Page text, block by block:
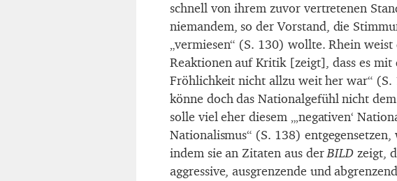
schnell von ihrem zuvor vertretenen
niemandem, so der Vorstand, die
„vermiesen“ (S. 130) wollte. Rhein weist
Reaktionen auf Kritik [zeigt], dass es mit
Fröhlichkeit nicht allzu weit her war“
könne doch das Nationalgefühl nicht
solle viel eher diesem „‚negativen‘
Nationalismus“ (S. 138)
indem sie an Zitaten aus derBILD zeigt,
aggressive, ausgrenzende und